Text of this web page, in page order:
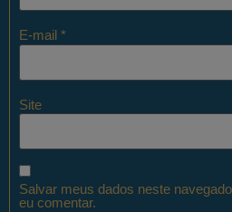
E-mail *
Site
Salvar meus dados neste
eu comentar.